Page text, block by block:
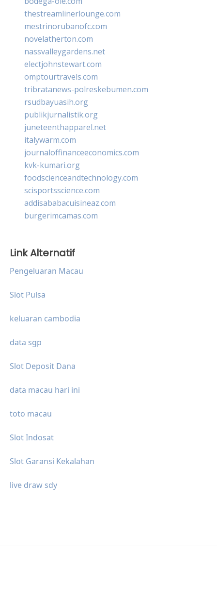
thestreamlinerlounge.com
mestrinorubanofc.com
novelatherton.com
nassvalleygardens.net
electjohnstewart.com
omptourtravels.com
tribratanews-polreskebumen.com
rsudbayuasih.org
publikjurnalistik.org
juneteenthapparel.net
italywarm.com
journaloffinanceeconomics.com
kvk-kumari.org
foodscienceandtechnology.com
scisportsscience.com
addisababacuisineaz.com
burgerimcamas.com
Link Alternatif
Pengeluaran Macau
Slot Pulsa
keluaran cambodia
data sgp
Slot Deposit Dana
data macau hari ini
toto macau
Slot Indosat
Slot Garansi Kekalahan
live draw sdy